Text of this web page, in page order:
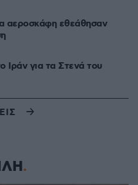
αεροσκάφη εθεάθησαν
Ιράν για τα Στενά του